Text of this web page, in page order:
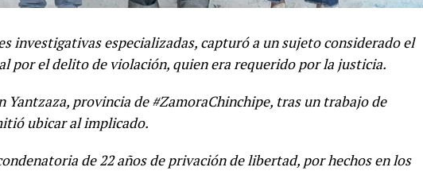
investigativas especializadas, capturó a un sujeto considerado el
por el delito de violación, quien era requerido por la justicia.
Yantzaza, provincia de #ZamoraChinchipe, tras un trabajo de
ubicar al implicado.
de 22 años de privación de libertad, por hechos en los